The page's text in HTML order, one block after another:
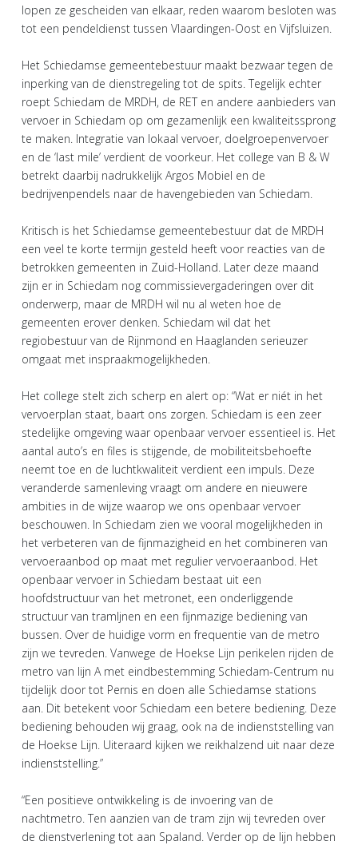
lopen ze gescheiden van elkaar, reden waarom besloten was
tot een pendeldienst tussen Vlaardingen-Oost en Vijfsluizen.
Het Schiedamse gemeentebestuur maakt bezwaar tegen de
inperking van de dienstregeling tot de spits. Tegelijk echter
roept Schiedam de MRDH, de RET en andere aanbieders van
vervoer in Schiedam op om gezamenlijk een kwaliteitssprong
te maken. Integratie van lokaal vervoer, doelgroepenvervoer
en de ‘last mile’ verdient de voorkeur. Het college van B & W
betrekt daarbij nadrukkelijk Argos Mobiel en de
bedrijvenpendels naar de havengebieden van Schiedam.
Kritisch is het Schiedamse gemeentebestuur dat de MRDH
een veel te korte termijn gesteld heeft voor reacties van de
betrokken gemeenten in Zuid-Holland. Later deze maand
zijn er in Schiedam nog commissievergaderingen over dit
onderwerp, maar de MRDH wil nu al weten hoe de
gemeenten erover denken. Schiedam wil dat het
regiobestuur van de Rijnmond en Haaglanden serieuzer
omgaat met inspraakmogelijkheden.
Het college stelt zich scherp en alert op: “Wat er niét in het
vervoerplan staat, baart ons zorgen. Schiedam is een zeer
stedelijke omgeving waar openbaar vervoer essentieel is. Het
aantal auto’s en files is stijgende, de mobiliteitsbehoefte
neemt toe en de luchtkwaliteit verdient een impuls. Deze
veranderde samenleving vraagt om andere en nieuwere
ambities in de wijze waarop we ons openbaar vervoer
beschouwen. In Schiedam zien we vooral mogelijkheden in
het verbeteren van de fijnmazigheid en het combineren van
vervoeraanbod op maat met regulier vervoeraanbod. Het
openbaar vervoer in Schiedam bestaat uit een
hoofdstructuur van het metronet, een onderliggende
structuur van tramljnen en een fijnmazige bediening van
bussen. Over de huidige vorm en frequentie van de metro
zijn we tevreden. Vanwege de Hoekse Lijn perikelen rijden de
metro van lijn A met eindbestemming Schiedam-Centrum nu
tijdelijk door tot Pernis en doen alle Schiedamse stations
aan. Dit betekent voor Schiedam een betere bediening. Deze
bediening behouden wij graag, ook na de indienststelling van
de Hoekse Lijn. Uiteraard kijken we reikhalzend uit naar deze
indienststelling.”
“Een positieve ontwikkeling is de invoering van de
nachtmetro. Ten aanzien van de tram zijn wij tevreden over
de dienstverlening tot aan Spaland. Verder op de lijn hebben